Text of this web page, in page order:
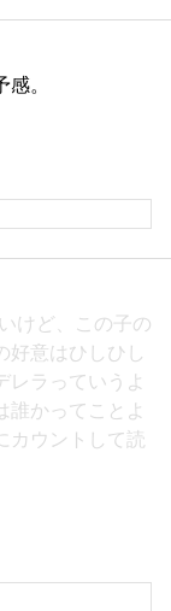
。
けど、この子の
好意はひしひし
レラっていうよ
誰かってことよ
カウントして読